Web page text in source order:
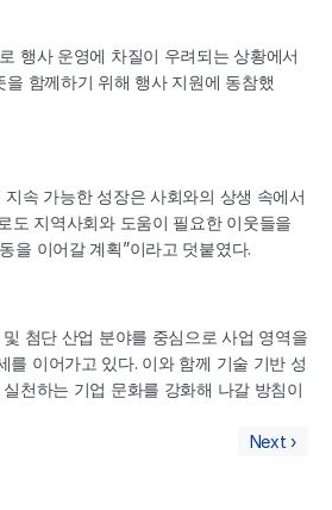
행사 운영에 차질이 우려되는 상황에서
함께하기 위해 행사 지원에 동참했
속 가능한 성장은 사회와의 상생 속에서
도 지역사회와 도움이 필요한 이웃들을
을 이어갈 계획”이라고 덧붙였다.
첨단 산업 분야를 중심으로 사업 영역을
를 이어가고 있다. 이와 함께 기술 기반 성
천하는 기업 문화를 강화해 나갈 방침이
Next ›